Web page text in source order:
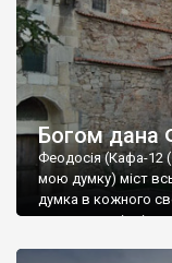
Богом дана
Феодосія (Кафа-12
мою думку) міст
думка в кожного
запрошую